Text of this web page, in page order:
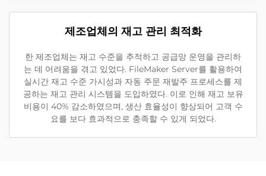
제조업체의 재고 관리 최적화
한 제조업체는 재고 수준을 추적하고 공급망 운영을 관리하
는 데 어려움을 겪고 있었다. FileMaker Server를 활용하여
실시간 재고 수준 가시성과 자동 주문 재발주 프로세스를 제
공하는 재고 관리 시스템을 도입하였다. 이로 인해 재고 보유
비용이 40% 감소하였으며, 생산 효율성이 향상되어 고객 수
요를 보다 효과적으로 충족할 수 있게 되었다.